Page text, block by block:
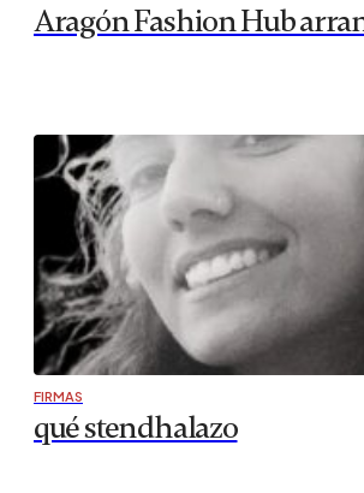
Aragón Fashion Hub
FIRMAS
qué stendhalazo